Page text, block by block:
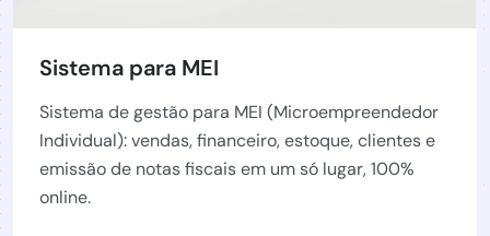
Sistema para MEI
Sistema de gestão para MEI (Microempreendedor
Individual): vendas, financeiro, estoque, clientes e
emissão de notas fiscais em um só lugar, 100%
online.